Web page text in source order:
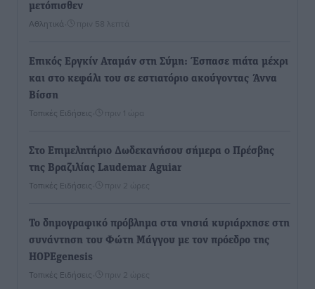
μετόπισθεν
Αθλητικά πριν 58 λεπτά
Επικός Εργκίν Αταμάν στη Σύμη: Έσπασε πιάτα μέχρι
και στο κεφάλι του σε εστιατόριο ακούγοντας Άννα
Βίσση
Τοπικές Ειδήσεις πριν 1 ώρα
Στο Επιμελητήριο Δωδεκανήσου σήμερα ο Πρέσβης
της Βραζιλίας Laudemar Aguiar
Τοπικές Ειδήσεις πριν 2 ώρες
To δημογραφικό πρόβλημα στα νησιά κυριάρχησε στη
συνάντηση του Φώτη Μάγγου με τον πρόεδρο της
HOPEgenesis
Τοπικές Ειδήσεις πριν 2 ώρες